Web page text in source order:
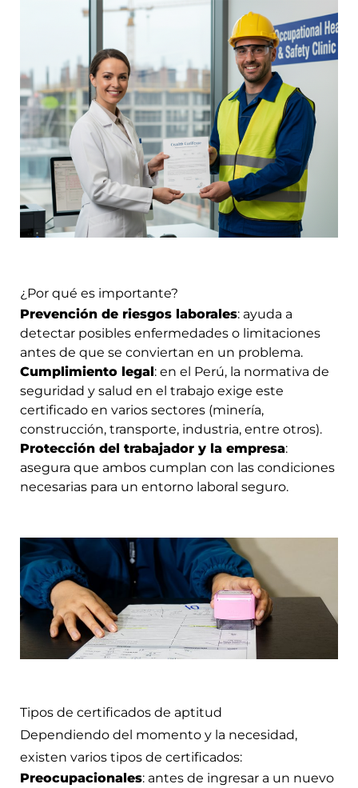
¿Por qué es importante?
Prevención de riesgos laborales: ayuda a
detectar posibles enfermedades o limitaciones
antes de que se conviertan en un problema.
Cumplimiento legal: en el Perú, la normativa de
seguridad y salud en el trabajo exige este
certificado en varios sectores (minería,
construcción, transporte, industria, entre otros).
Protección del trabajador y la empresa:
asegura que ambos cumplan con las condiciones
necesarias para un entorno laboral seguro.
Tipos de certificados de aptitud
Dependiendo del momento y la necesidad,
existen varios tipos de certificados:
Preocupacionales: antes de ingresar a un nuevo